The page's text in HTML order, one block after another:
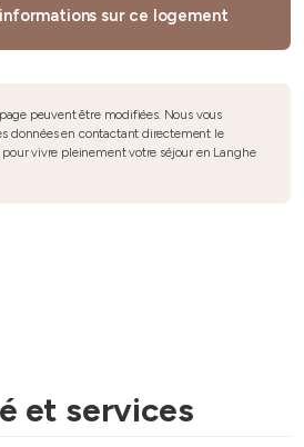
sur ce logement
peuvent être modifiées. Nous vous
données en contactant directement le
vivre pleinement votre séjour en Langhe
et services